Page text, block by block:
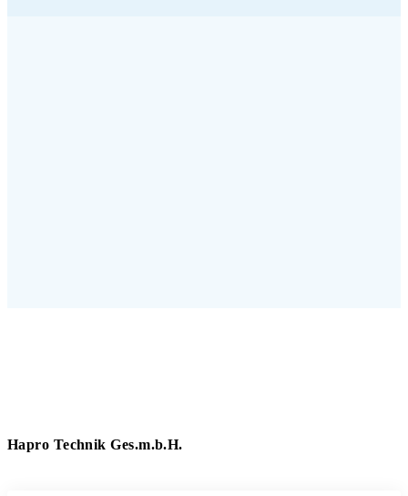
Hapro Technik Ges.m.b.H.